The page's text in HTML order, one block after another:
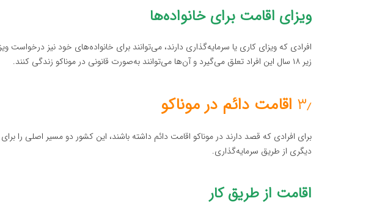
ویزای اقامت برای خانواده‌ها
افرادی که ویزای کاری یا سرمایه‌گذاری دارند، می‌توانند برای خانواده‌های خود نیز درخواست
زیر ۱۸ سال این افراد تعلق می‌گیرد و آن‌ها می‌توانند به‌صورت قانونی در موناکو زندگی کنند.
۳٫ اقامت دائم در موناکو
برای افرادی که قصد دارند در موناکو اقامت دائم داشته باشند، این کشور دو مسیر اصلی را
دیگری از طریق سرمایه‌گذاری.
اقامت از طریق کار